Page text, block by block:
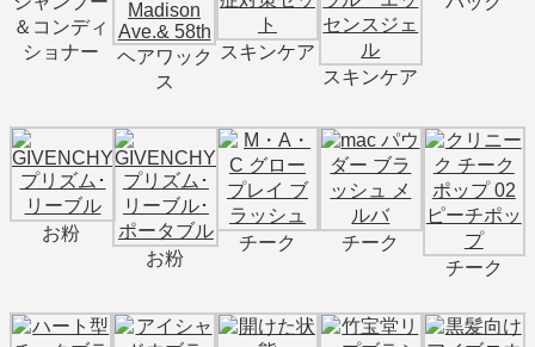
＆コンディ
ショナー
ヘアワック
ス
スキンケア
スキンケア
お粉
お粉
チーク
チーク
チーク